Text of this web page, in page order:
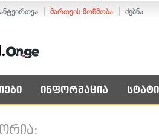
მართვის მოწმობა ძებნა
ინფორმაცია